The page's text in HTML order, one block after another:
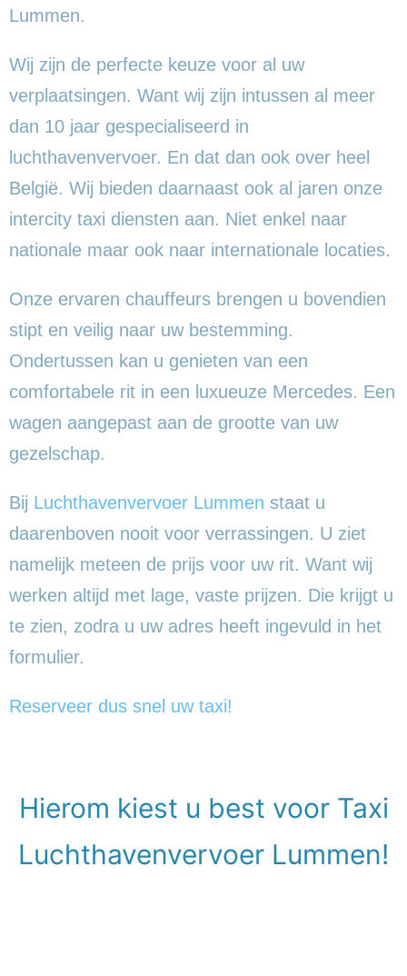
Lummen.
Wij zijn de perfecte keuze voor al uw
verplaatsingen. Want wij zijn intussen al meer
dan 10 jaar gespecialiseerd in
luchthavenvervoer. En dat dan ook over heel
België. Wij bieden daarnaast ook al jaren onze
intercity taxi diensten aan. Niet enkel naar
nationale maar ook naar internationale locaties.
Onze ervaren chauffeurs brengen u bovendien
stipt en veilig naar uw bestemming.
Ondertussen kan u genieten van een
comfortabele rit in een luxueuze Mercedes. Een
wagen aangepast aan de grootte van uw
gezelschap.
Bij Luchthavenvervoer Lummen staat u
daarenboven nooit voor verrassingen. U ziet
namelijk meteen de prijs voor uw rit. Want wij
werken altijd met lage, vaste prijzen. Die krijgt u
te zien, zodra u uw adres heeft ingevuld in het
formulier.
Reserveer dus snel uw taxi!
Hierom kiest u best voor Taxi
Luchthavenvervoer Lummen!